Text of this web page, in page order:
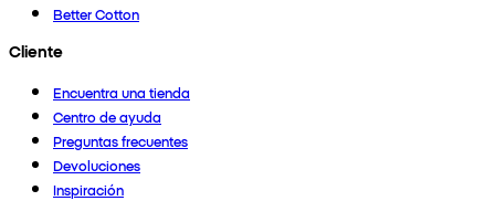
Better Cotton
Cliente
Encuentra una tienda
Centro de ayuda
Preguntas frecuentes
Devoluciones
Inspiración